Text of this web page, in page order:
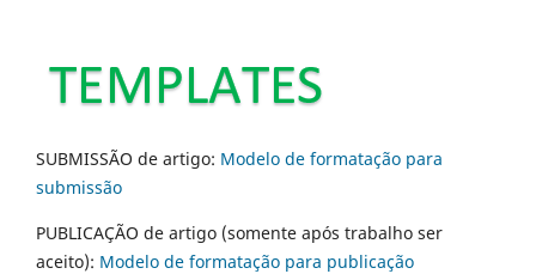
SUBMISSÃO de artigo: Modelo de formatação para
submissão
PUBLICAÇÃO de artigo (somente após trabalho ser
aceito): Modelo de formatação para publicação